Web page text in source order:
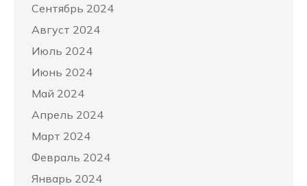
Сентябрь 2024
Август 2024
Июль 2024
Июнь 2024
Май 2024
Апрель 2024
Март 2024
Февраль 2024
Январь 2024